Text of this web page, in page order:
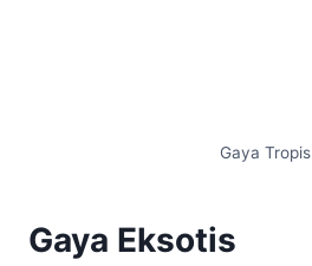
Gaya Tropis
Gaya Eksotis